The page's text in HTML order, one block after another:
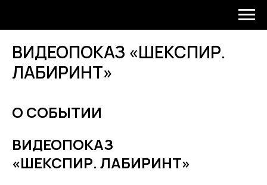
ВИДЕОПОКАЗ «ШЕКСПИР.
ЛАБИРИНТ»
О СОБЫТИИ
ВИДЕОПОКАЗ
«ШЕКСПИР. ЛАБИРИНТ»